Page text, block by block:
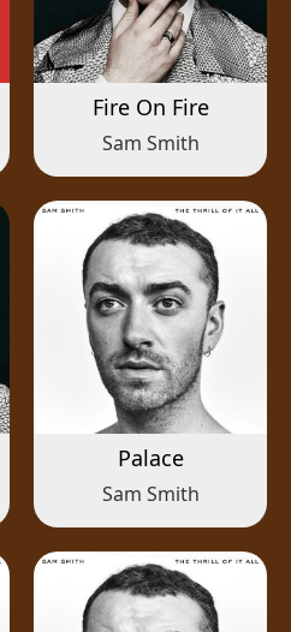
Fire On Fire
Sam Smith
Palace
Sam Smith